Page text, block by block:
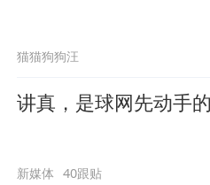
猫猫狗狗汪
讲真，是球网先动手
新媒体 40跟贴